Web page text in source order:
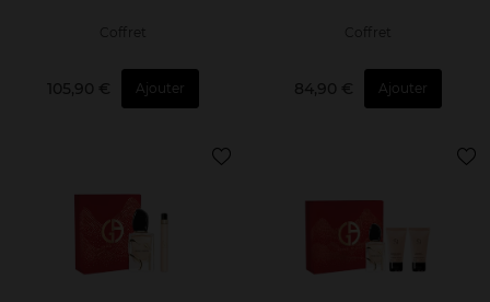
Coffret
105,90 € Ajouter
Coffret
84,90 € Ajouter